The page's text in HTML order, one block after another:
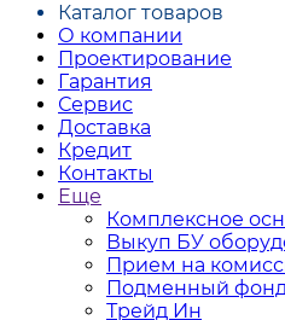
Каталог товаров
О компании
Проектирование
Гарантия
Сервис
Доставка
Кредит
Контакты
Еще
Комплексное
Выкуп БУ
Прием на
Подменный
Трейд Ин